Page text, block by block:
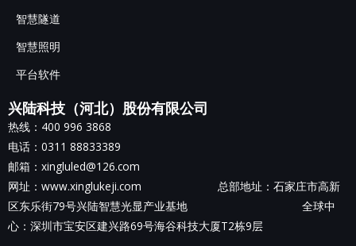
智慧隧道
智慧照明
平台软件
兴陆科技（河北）股份有限公司
热线：400 996 3868
电话：0311 88833389
邮箱：xingluled@126.com
网址：www.xinglukeji.com 总部地址： 石家庄市高新
区东乐街79号兴陆智慧光显产业基地 全球中
心：深圳市宝安区建兴路69号海谷科技大厦T2栋9层